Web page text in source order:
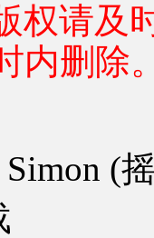
权请及
内删除
(